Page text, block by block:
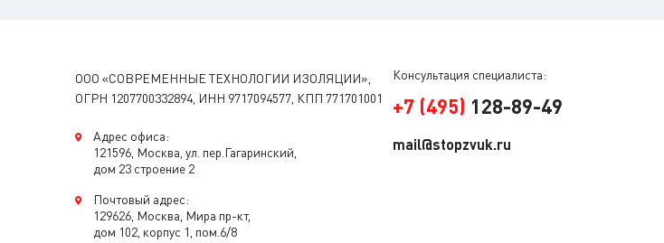
ООО «СОВРЕМЕННЫЕ ТЕХНОЛОГИИ ИЗОЛЯЦИИ»,
ОГРН 1207700332894, ИНН 9717094577, КПП 771701001
Адрес офиса:
121596, Москва, ул. пер.Гагаринский,
дом 23 строение 2
Почтовый адрес:
129626, Москва, Мира пр-кт,
дом 102, корпус 1, пом.6/8
Консультация специалиста:
+7 (495) 128-89-49
mail@stopzvuk.ru